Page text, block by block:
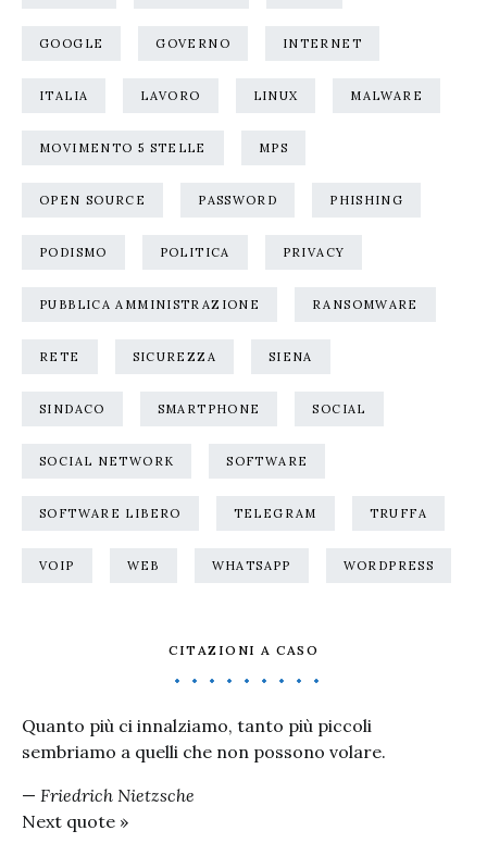
GOOGLE GOVERNO INTERNET
ITALIA LAVORO LINUX MALWARE
MOVIMENTO 5 STELLE MPS
OPEN SOURCE PASSWORD PHISHING
PODISMO POLITICA PRIVACY
PUBBLICA AMMINISTRAZIONE RANSOMWARE
RETE SICUREZZA SIENA
SINDACO SMARTPHONE SOCIAL
SOCIAL NETWORK SOFTWARE
SOFTWARE LIBERO TELEGRAM TRUFFA
VOIP WEB WHATSAPP WORDPRESS
CITAZIONI A CASO
Quanto più ci innalziamo, tanto più piccoli
sembriamo a quelli che non possono volare.
— Friedrich Nietzsche
Next quote »